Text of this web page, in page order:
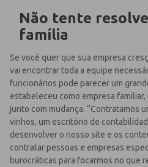
Não tente
família
Se você quer que sua empresa
vai encontrar toda a equipe
funcionários pode parecer um
estabeleceu como empresa
junto com mudança. “Contratamos
vinhos, um escritório de
desenvolver o nosso site e os
contratar pessoas e empresas
burocráticas para focarmos no que